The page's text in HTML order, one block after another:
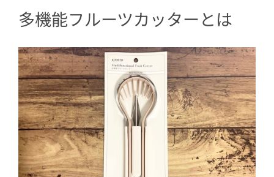
2.2
初チャレンジは失敗してしまっ
た！
2.32回目は成功？
3うまく使うにはコツを知っておく必要
アリ
4頻繁には使わないけどあると便利
多機能フルーツカッターとは